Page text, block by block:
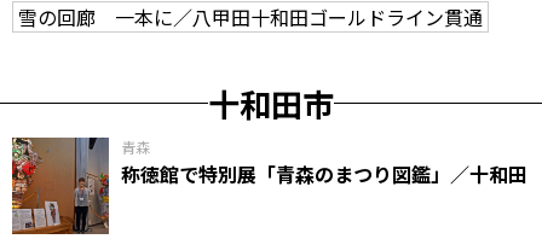
雪の回廊 一本に／八甲田十和田ゴールドライン貫通
十和田市
青森
称徳館で特別展「青森のまつり図鑑」／十和田